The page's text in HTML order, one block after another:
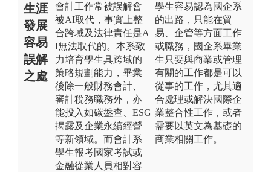
生涯
發展
容易
誤解
之處
會計工作常被誤解會
被AI取代，事實上整
合跨域及法律責任是A
I無法取代的。本系致
力培育學生具跨域的
策略規劃能力，畢業
後除一般財務會計、
審計稅務職務外，亦
能投入如碳盤查、ESG
揭露及企業永續經營
等新領域。而會計系
學生報考國家考試或
金融從業人員相對容
學生容易認為國企系
的出路，只能在貿
易、企管等方面工作
或職務，國企系畢業
生只要與商業或管理
有關的工作都是可以
從事的工作，尤其適
合處理或解決國際企
業整合性工作，或者
需要以英文為基礎的
商業相關工作。